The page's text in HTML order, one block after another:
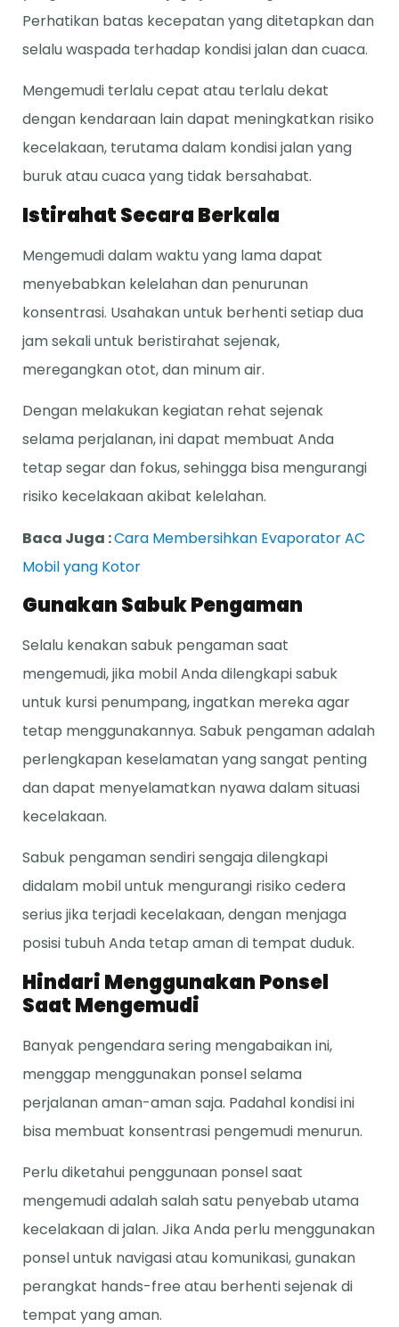
Perhatikan batas kecepatan yang ditetapkan dan
selalu waspada terhadap kondisi jalan dan cuaca.
Mengemudi terlalu cepat atau terlalu dekat
dengan kendaraan lain dapat meningkatkan risiko
kecelakaan, terutama dalam kondisi jalan yang
buruk atau cuaca yang tidak bersahabat.
Istirahat Secara Berkala
Mengemudi dalam waktu yang lama dapat
menyebabkan kelelahan dan penurunan
konsentrasi. Usahakan untuk berhenti setiap dua
jam sekali untuk beristirahat sejenak,
meregangkan otot, dan minum air.
Dengan melakukan kegiatan rehat sejenak
selama perjalanan, ini dapat membuat Anda
tetap segar dan fokus, sehingga bisa mengurangi
risiko kecelakaan akibat kelelahan.
Baca Juga :Cara Membersihkan Evaporator AC
Mobil yang Kotor
Gunakan Sabuk Pengaman
Selalu kenakan sabuk pengaman saat
mengemudi, jika mobil Anda dilengkapi sabuk
untuk kursi penumpang, ingatkan mereka agar
tetap menggunakannya. Sabuk pengaman adalah
perlengkapan keselamatan yang sangat penting
dan dapat menyelamatkan nyawa dalam situasi
kecelakaan.
Sabuk pengaman sendiri sengaja dilengkapi
didalam mobil untuk mengurangi risiko cedera
serius jika terjadi kecelakaan, dengan menjaga
posisi tubuh Anda tetap aman di tempat duduk.
Hindari Menggunakan Ponsel
Saat Mengemudi
Banyak pengendara sering mengabaikan ini,
menggap menggunakan ponsel selama
perjalanan aman-aman saja. Padahal kondisi ini
bisa membuat konsentrasi pengemudi menurun.
Perlu diketahui penggunaan ponsel saat
mengemudi adalah salah satu penyebab utama
kecelakaan di jalan. Jika Anda perlu menggunakan
ponsel untuk navigasi atau komunikasi, gunakan
perangkat hands-free atau berhenti sejenak di
tempat yang aman.